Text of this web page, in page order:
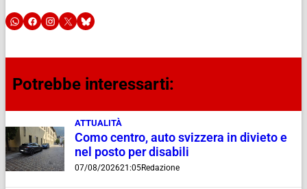
Potrebbe interessarti:
ATTUALITÀ
Como centro, auto svizzera in divieto e
nel posto per disabili
07/08/202621:05Redazione